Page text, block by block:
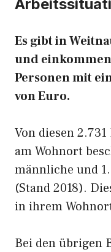
Es gibt in
und
Personen mit
von Euro.
Von diesen
am Wohnort
männliche und
(Stand 2018).
in ihrem
Bei den übrigen